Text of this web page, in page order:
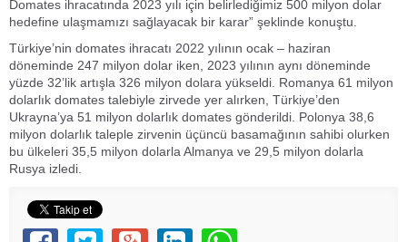
Domates ihracatında 2023 yılı için belirlediğimiz 500 milyon dolar
hedefine ulaşmamızı sağlayacak bir karar” şeklinde konuştu.
Türkiye’nin domates ihracatı 2022 yılının ocak – haziran
döneminde 247 milyon dolar iken, 2023 yılının aynı döneminde
yüzde 32’lik artışla 326 milyon dolara yükseldi. Romanya 61 milyon
dolarlık domates talebiyle zirvede yer alırken, Türkiye’den
Ukrayna’ya 51 milyon dolarlık domates gönderildi. Polonya 38,6
milyon dolarlık taleple zirvenin üçüncü basamağının sahibi olurken
bu ülkeleri 35,5 milyon dolarla Almanya ve 29,5 milyon dolarla
Rusya izledi.